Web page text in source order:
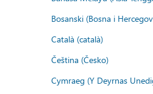
Bosanski (Bosna i
Català (català)
Čeština (Česko)
Cymraeg (Y Deyrnas